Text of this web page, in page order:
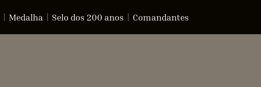
Medalha Selo dos 200 anos Comandantes